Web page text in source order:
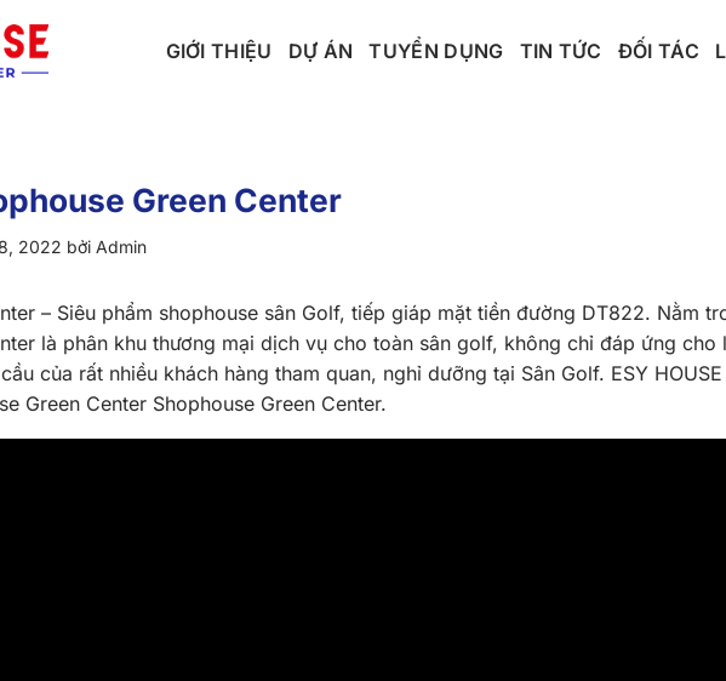
GIỚI THIỆU DỰ ÁN TUYỂN DỤNG TIN TỨC ĐỐI TÁC
Green Center
2022 bởi Admin
– Siêu phẩm shophouse sân Golf, tiếp giáp mặt tiền đường DT822. Nằm
là phân khu thương mại dịch vụ cho toàn sân golf, không chỉ đáp ứng
của rất nhiều khách hàng tham quan, nghỉ dưỡng tại Sân Golf. ESY
Green Center Shophouse Green Center.